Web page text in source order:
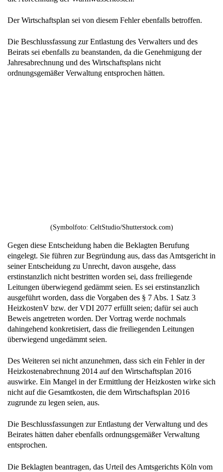
Der Wirtschaftsplan sei von diesem Fehler ebenfalls betroffen.
Die Beschlussfassung zur Entlastung des Verwalters und des
Beirats sei ebenfalls zu beanstanden, da die Genehmigung der
Jahresabrechnung und des Wirtschaftsplans nicht
ordnungsgemäßer Verwaltung entsprochen hätten.
(Symbolfoto: CeltStudio/Shutterstock.com)
Gegen diese Entscheidung haben die Beklagten Berufung
eingelegt. Sie führen zur Begründung aus, dass das Amtsgericht in
seiner Entscheidung zu Unrecht, davon ausgehe, dass
erstinstanzlich nicht bestritten worden sei, dass freiliegende
Leitungen überwiegend gedämmt seien. Es sei erstinstanzlich
ausgeführt worden, dass die Vorgaben des § 7 Abs. 1 Satz 3
HeizkostenV bzw. der VDI 2077 erfüllt seien; dafür sei auch
Beweis angetreten worden. Der Vortrag werde nochmals
dahingehend konkretisiert, dass die freiliegenden Leitungen
überwiegend ungedämmt seien.
Des Weiteren sei nicht anzunehmen, dass sich ein Fehler in der
Heizkostenabrechnung 2014 auf den Wirtschaftsplan 2016
auswirke. Ein Mangel in der Ermittlung der Heizkosten wirke sich
nicht auf die Gesamtkosten, die dem Wirtschaftsplan 2016
zugrunde zu legen seien, aus.
Die Beschlussfassungen zur Entlastung der Verwaltung und des
Beirates hätten daher ebenfalls ordnungsgemäßer Verwaltung
entsprochen.
Die Beklagten beantragen, das Urteil des Amtsgerichts Köln vom